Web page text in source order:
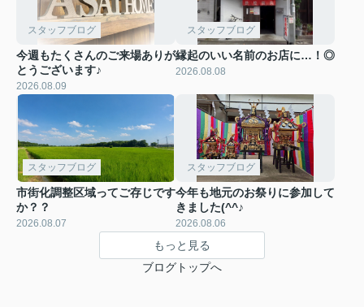
スタッフブログ
今週もたくさんのご来場ありが
とうございます♪
2026.08.09
スタッフブログ
縁起のいい名前のお店に…！◎
2026.08.08
スタッフブログ
市街化調整区域ってご存じです
か？？
2026.08.07
スタッフブログ
今年も地元のお祭りに参加して
きました(^^♪
2026.08.06
もっと見る
ブログトップへ